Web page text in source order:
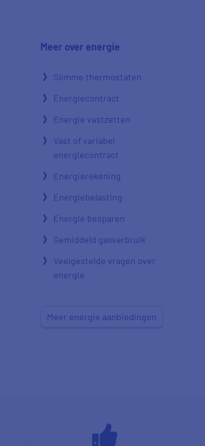
Meer over energie
Slimme thermostaten
Energiecontract
Energie vastzetten
Vast of variabel
energiecontract
Energierekening
Energiebelasting
Energie besparen
Gemiddeld gasverbruik
Veelgestelde vragen over
energie
Meer energie aanbiedingen